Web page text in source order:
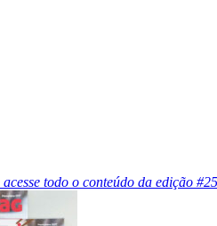
todo o conteúdo da edição